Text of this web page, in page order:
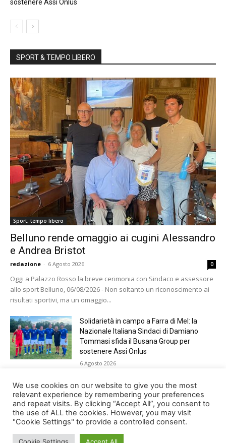
sostenere Assi Onlus
SPORT & TEMPO LIBERO
Sport, tempo libero
Belluno rende omaggio ai cugini Alessandro
e Andrea Bristot
redazione - 6 Agosto 2026 0
Oggi a Palazzo Rosso la breve cerimonia con Sindaco e assessore
allo sport Belluno, 06/08/2026 - Non soltanto un riconoscimento ai
risultati sportivi, ma un omaggio...
Solidarietà in campo a Farra di Mel: la
Nazionale Italiana Sindaci di Damiano
Tommasi sfida il Busana Group per
sostenere Assi Onlus
6 Agosto 2026
Shade, Dolcenera, Merk&Kremont,
Benji&Fede e molti altri, giovedì sera a
Jesolo con Radio Bella&Monella
5 Agosto 2026
We use cookies on our website to give you the most
relevant experience by remembering your preferences
and repeat visits. By clicking “Accept All”, you consent to
the use of ALL the cookies. However, you may visit
"Cookie Settings" to provide a controlled consent.